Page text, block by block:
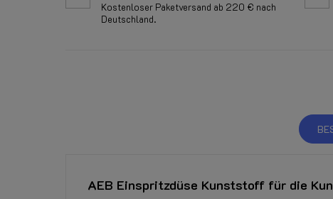
Kostenloser Paketversand ab 220 € nach
Deutschland.
AEB Einspritzdüse Kunststoff für die